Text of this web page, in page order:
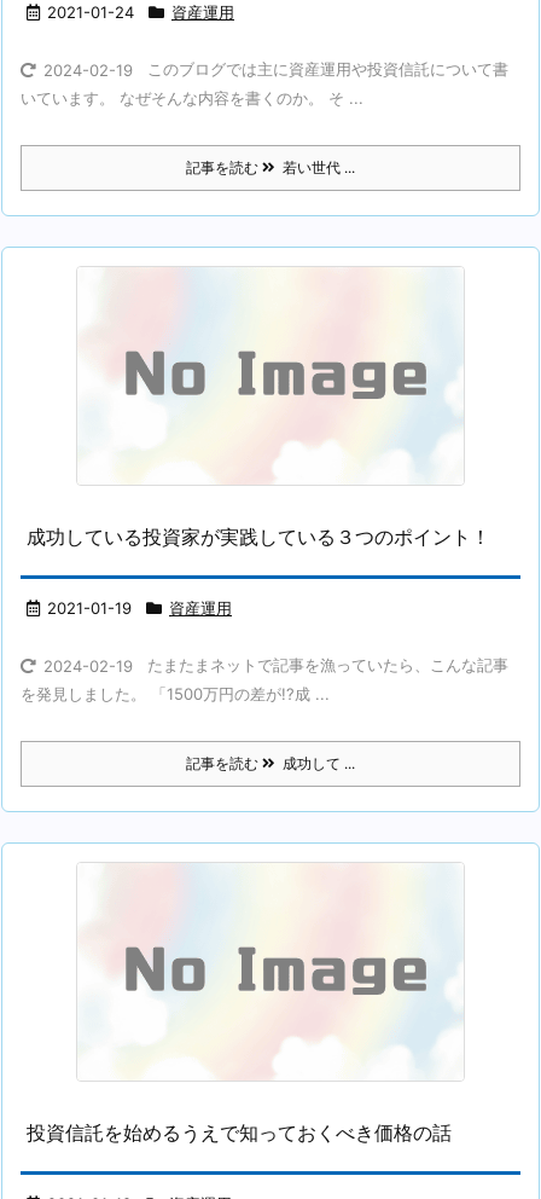
2021-01-24 資産運用
2024-02-19
このブログでは主に資産運用や投資信託について書
いています。 なぜそんな内容を書くのか。 そ ...
記事を読む 若い世代 ...
成功している投資家が実践している３つのポイント！
2021-01-19 資産運用
2024-02-19
たまたまネットで記事を漁っていたら、こんな記事
を発見しました。 「1500万円の差が!?成 ...
記事を読む 成功して ...
投資信託を始めるうえで知っておくべき価格の話